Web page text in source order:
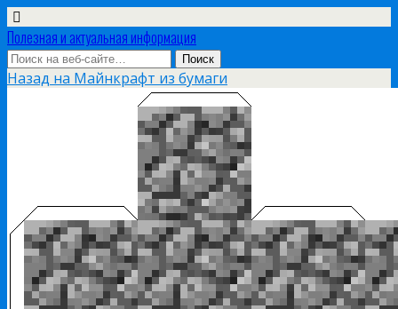
Полезная и актуальная информация
Назад на Майнкрафт из бумаги